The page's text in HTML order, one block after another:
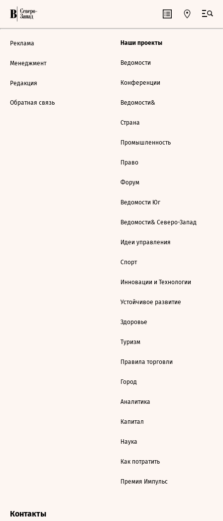
Реклама
Менеджмент
Редакция
Обратная связь
Наши проекты
Ведомости
Конференции
Ведомости&
Страна
Промышленность
Право
Форум
Ведомости Юг
Ведомости& Северо-Запад
Идеи управления
Спорт
Инновации и Технологии
Устойчивое развитие
Здоровье
Туризм
Правила торговли
Город
Аналитика
Капитал
Наука
Как потратить
Премия Импульс
Контакты